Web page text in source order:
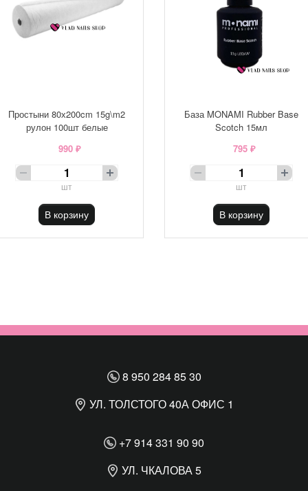
Простыни 80х200cm 15g\m2
рулон 100шт белые
990 ₽
шт
В корзину
База MONAMI Rubber Base
Scotch 15мл
795 ₽
шт
В корзину
8 950 284 85 30
УЛ. ТОЛСТОГО 40А ОФИС 1
+7 914 331 90 90
УЛ. ЧКАЛОВА 5